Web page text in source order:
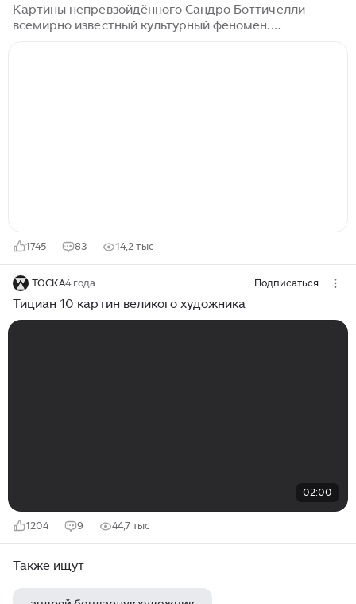
Картины непревзойдённого Сандро Боттичелли —
всемирно известный культурный феномен.
1745 83 14,2 тыс
ТОСКА4 года Подписаться
Тициан 10 картин великого художника
02:00
1204 9 44,7 тыс
Также ищут